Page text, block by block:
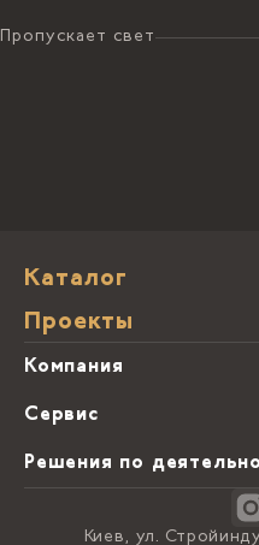
Пропускает свет
Каталог
Проекты
Компания
О нас
Блог
Сервис
Виды обработки камня
Решения по
Киев, ул.